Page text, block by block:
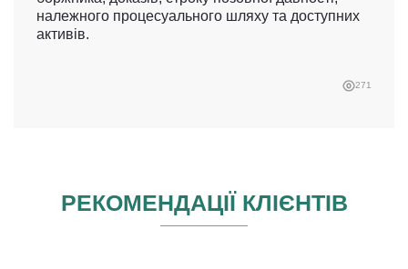
належного процесуального шляху та доступних
активів.
271
РЕКОМЕНДАЦІЇ КЛІЄНТІВ